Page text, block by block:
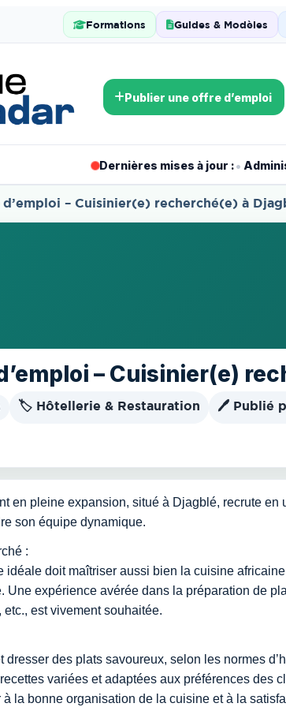
Formations Guides & Modèles
Publier une offre d’emploi
Dernières mises à jour :•
– Cuisinier(e) recherché(e) à
– Cuisinier(e)
🏷️ Hôtellerie & Restauration 🖊️ Publié
en pleine expansion, situé à Djagblé, recrute
son équipe dynamique.
:
idéale doit maîtriser aussi bien la cuisine
Une expérience avérée dans la préparation de
etc., est vivement souhaitée.
dresser des plats savoureux, selon les normes
variées et adaptées aux préférences des
à la bonne organisation de la cuisine et à la